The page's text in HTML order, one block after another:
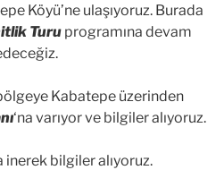
Köyü’ne ulaşıyoruz. Burada
Turu programına devam
Kabatepe üzerinden
‘na varıyor ve bilgiler alıyoruz.
inerek bilgiler alıyoruz.